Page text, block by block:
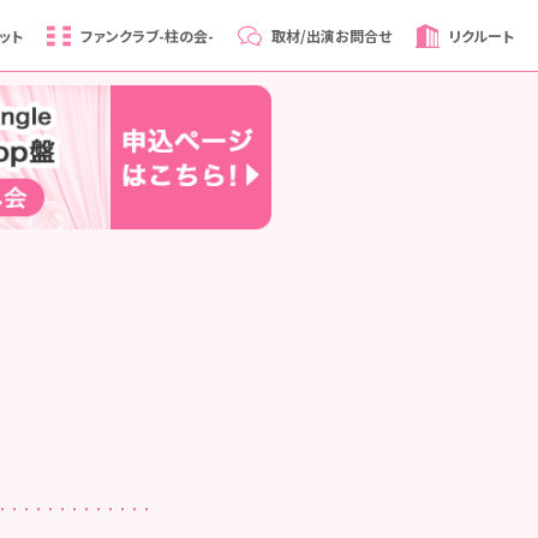
ト ファンクラブ-柱の会- 取材/出演お問合せ リクルート